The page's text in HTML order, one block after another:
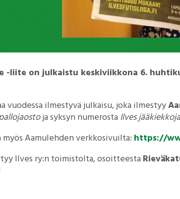
-liite on julkaistu keskiviikkona 6.
vuodessa ilmestyvä julkaisu, joka ilmestyy
ja syksyn numerostaIlves
Aamulehden verkkosivuilta: https://
Ilves ry:n toimistolta, osoitteesta